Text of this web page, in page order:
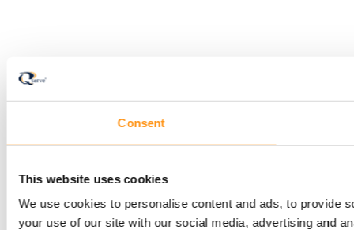
Consent
This website uses cookies
We use cookies to personalise content and ads, to provide
your use of our site with our social media, advertising and